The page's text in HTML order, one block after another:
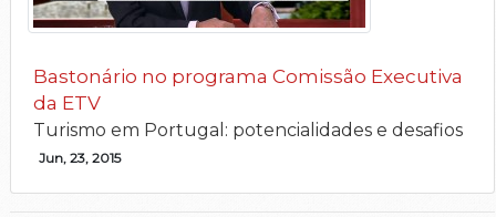
Bastonário no programa Comissão Executiva
da ETV
Turismo em Portugal: potencialidades e desafios
Jun, 23, 2015